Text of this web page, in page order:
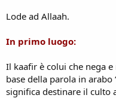
Lode ad Allaah.
In primo luogo:
Il kaafir è colui che nega
base della parola in arabo
significa destinare il culto